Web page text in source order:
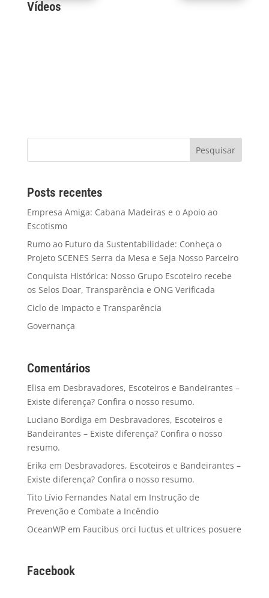
Vídeos
Posts recentes
Empresa Amiga: Cabana Madeiras e o Apoio ao
Escotismo
Rumo ao Futuro da Sustentabilidade: Conheça o
Projeto SCENES Serra da Mesa e Seja Nosso Parceiro
Conquista Histórica: Nosso Grupo Escoteiro recebe
os Selos Doar, Transparência e ONG Verificada
Ciclo de Impacto e Transparência
Governança
Comentários
Elisa em Desbravadores, Escoteiros e Bandeirantes –
Existe diferença? Confira o nosso resumo.
Luciano Bordiga em Desbravadores, Escoteiros e
Bandeirantes – Existe diferença? Confira o nosso
resumo.
Erika em Desbravadores, Escoteiros e Bandeirantes –
Existe diferença? Confira o nosso resumo.
Tito Lívio Fernandes Natal em Instrução de
Prevenção e Combate a Incêndio
OceanWPem Faucibus orci luctus et ultrices posuere
Facebook
Arquivos